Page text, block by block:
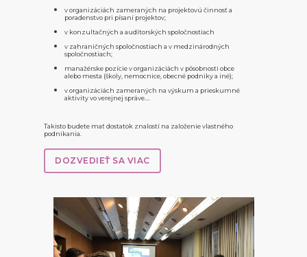
v organizáciách zameraných na projektovú činnosť a
poradenstvo pri písaní projektov;
v konzultačných a audítorských spoločnostiach
v zahraničných spoločnostiach a v medzinárodných
spoločnostiach;
manažérske pozície v organizáciách v pôsobnosti obce
alebo mesta (školy, nemocnice, obecné podniky a iné);
v organizáciách zameraných na výskum a prieskumné
aktivity vo verejnej správe….
Takisto budete mať dostatok znalostí na založenie vlastného
podnikania.
DOZVEDIEŤ SA VIAC